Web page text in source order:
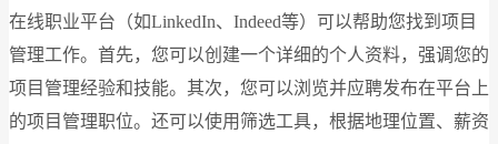
在线职业平台（如LinkedIn、Indeed等）可以帮助您找到项目
管理工作。首先，您可以创建一个详细的个人资料，强调您的
项目管理经验和技能。其次，您可以浏览并应聘发布在平台上
的项目管理职位。还可以使用筛选工具，根据地理位置、薪资